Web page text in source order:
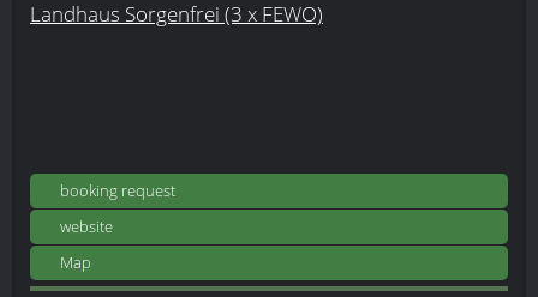
Landhaus Sorgenfrei (3 x FEWO)
booking request
website
Map